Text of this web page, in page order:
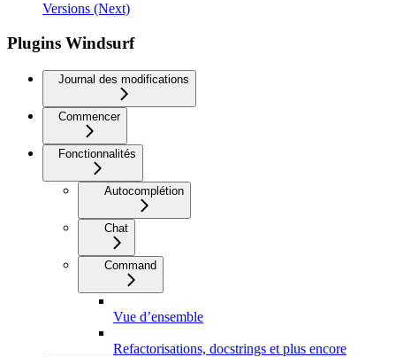
Versions (Next)
Plugins Windsurf
Journal des modifications
Commencer
Fonctionnalités
Autocomplétion
Chat
Command
Vue d’ensemble
Refactorisations, docstrings et plus encore